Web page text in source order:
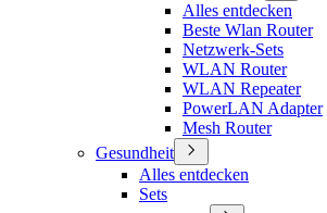
Alles entdecken
Beste Wlan Router
Netzwerk-Sets
WLAN Router
WLAN Repeater
PowerLAN Adapter
Mesh Router
Gesundheit
Alles entdecken
Sets